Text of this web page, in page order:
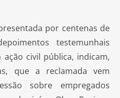
por centenas de
testemunhais
civil pública, indicam,
que a reclamada vem
sobre empregados